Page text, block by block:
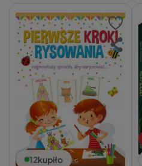
12kupiło